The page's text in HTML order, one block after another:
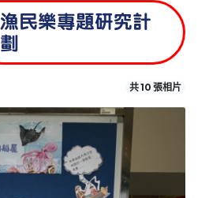
漁民樂專題研究計
劃
共 10 張相片